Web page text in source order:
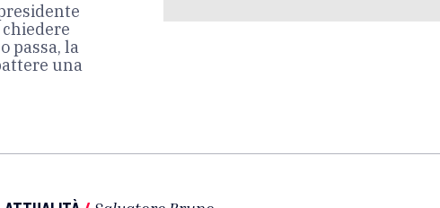
passa, la
una